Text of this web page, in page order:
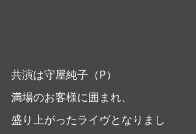
共演は守屋純子（P）
満場のお客様に囲まれ、
盛り上がったライヴとなりまし